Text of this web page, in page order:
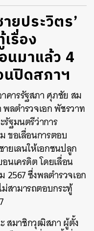
ยประวิตร’
รื่อง
นมาแล้ว 4
นปิดสภาฯ
คารรัฐสภา ศุภชัย สม
ลตำรวจเอก พัชรวาท
ฐมนตรีว่าการ
ขอเลื่อนการตอบ
ยเลนให้เอกชนปลูก
นเครดิต โดยเลื่อน
2567 ซึ่งพลตำรวจเอก
สามารถตอบกระทู้
สมาชิกวุฒิสภา ผู้ตั้ง